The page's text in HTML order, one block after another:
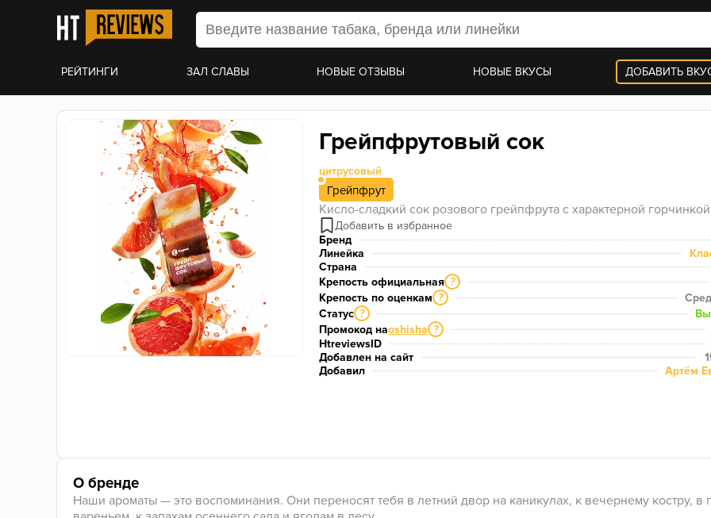
РЕЙТИНГИ ЗАЛ СЛАВЫ НОВЫЕ ОТЗЫВЫ НОВЫЕ ВКУСЫ ДОБАВИТЬ
Грейпфрутовый сок
цитрусовый
Грейпфрут
Кисло-сладкий сок розового грейпфрута с характерной
Бренд
Линейка
Страна
Крепость официальная ?
Крепость по оценкам ?
Статус ?
Промокод наoshisha ?
HtreviewsID
Добавлен на сайт
Добавил
Артём
О бренде
Наши ароматы — это воспоминания. Они переносят тебя в летний двор на каникулах, к вечернему костру,